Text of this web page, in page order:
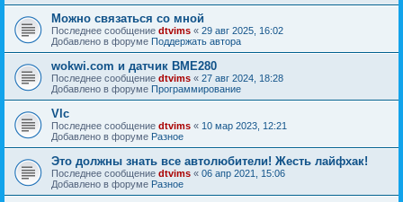
Можно связаться со мной
Последнее сообщение dtvims « 29 авг 2025, 16:02
Добавлено в форуме Поддержать автора
wokwi.com и датчик BME280
Последнее сообщение dtvims « 27 авг 2024, 18:28
Добавлено в форуме Программирование
Vlc
Последнее сообщение dtvims « 10 мар 2023, 12:21
Добавлено в форуме Разное
Это должны знать все автолюбители! Жесть лайфхак!
Последнее сообщение dtvims « 06 апр 2021, 15:06
Добавлено в форуме Разное